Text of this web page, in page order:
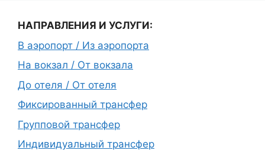
НАПРАВЛЕНИЯ И УСЛУГИ:
В аэропорт / Из аэропорта
На вокзал / От вокзала
До отеля / От отеля
Фиксированный трансфер
Групповой трансфер
Индивидуальный трансфер